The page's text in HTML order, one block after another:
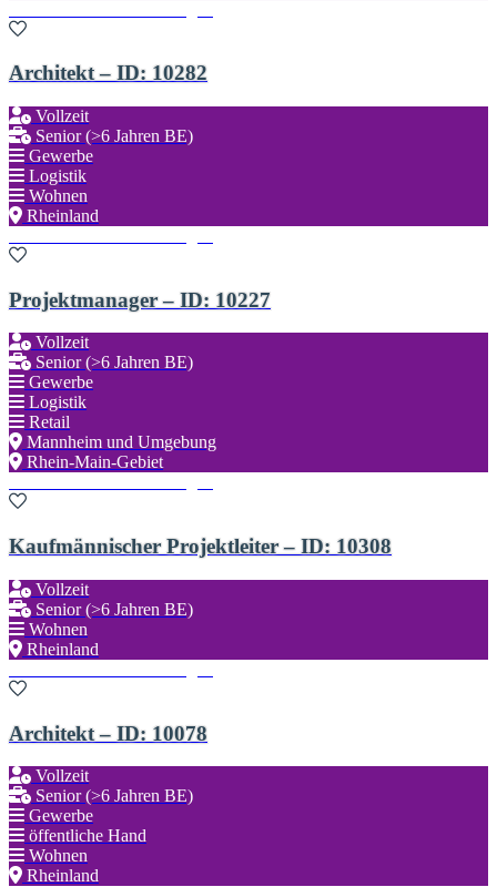
Architekt – ID: 10282
Vollzeit
Senior (>6 Jahren BE)
Gewerbe
Logistik
Wohnen
Rheinland
Projektmanager – ID: 10227
Vollzeit
Senior (>6 Jahren BE)
Gewerbe
Logistik
Retail
Mannheim und Umgebung
Rhein-Main-Gebiet
Kaufmännischer Projektleiter – ID: 10308
Vollzeit
Senior (>6 Jahren BE)
Wohnen
Rheinland
Architekt – ID: 10078
Vollzeit
Senior (>6 Jahren BE)
Gewerbe
öffentliche Hand
Wohnen
Rheinland